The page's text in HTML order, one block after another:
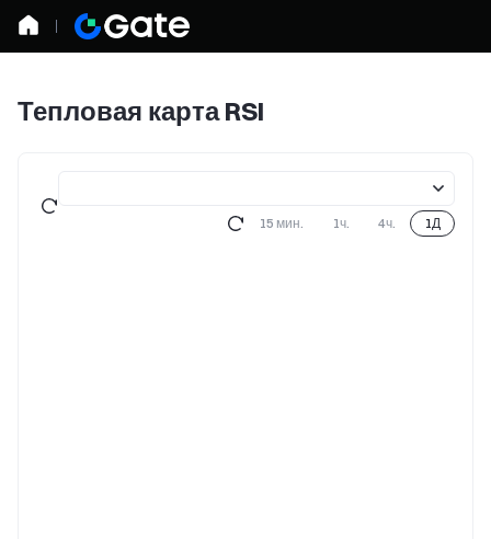
Тепловая карта RSI
15 мин. 1ч. 4ч. 1Д